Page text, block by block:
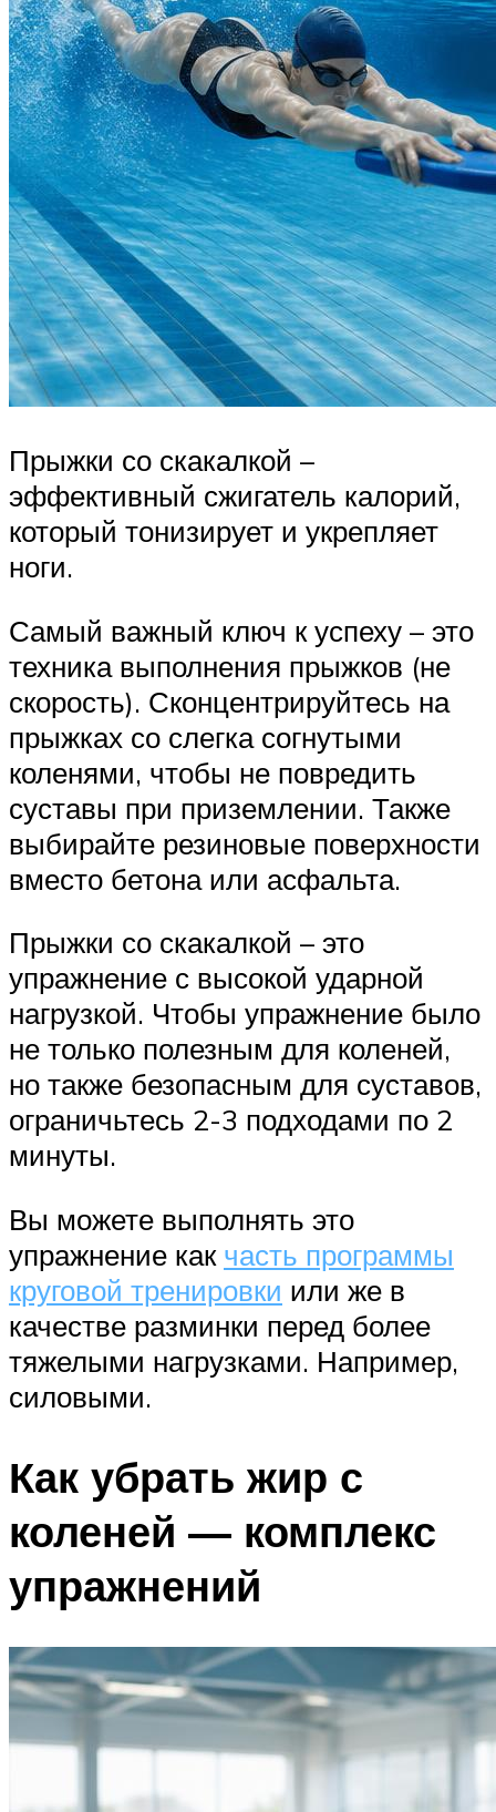
Прыжки со скакалкой –
эффективный сжигатель калорий,
который тонизирует и укрепляет
ноги.
Самый важный ключ к успеху – это
техника выполнения прыжков (не
скорость). Сконцентрируйтесь на
прыжках со слегка согнутыми
коленями, чтобы не повредить
суставы при приземлении. Также
выбирайте резиновые поверхности
вместо бетона или асфальта.
Прыжки со скакалкой – это
упражнение с высокой ударной
нагрузкой. Чтобы упражнение было
не только полезным для коленей,
но также безопасным для суставов,
ограничьтесь 2-3 подходами по 2
минуты.
Вы можете выполнять это
упражнение как часть программы
круговой тренировки или же в
качестве разминки перед более
тяжелыми нагрузками. Например,
силовыми.
Как убрать жир с
коленей — комплекс
упражнений